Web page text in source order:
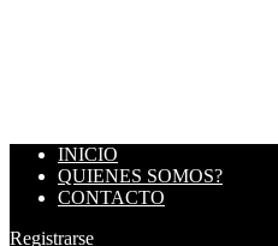
INICIO
QUIENES SOMOS?
CONTACTO
Registrarse